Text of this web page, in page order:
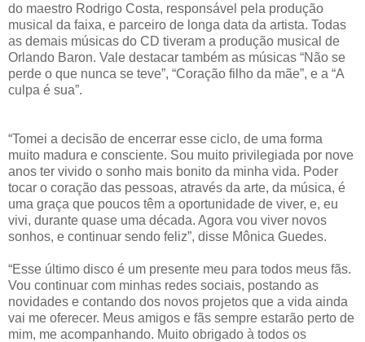
do maestro Rodrigo Costa, responsável pela produção
musical da faixa, e parceiro de longa data da artista. Todas
as demais músicas do CD tiveram a produção musical de
Orlando Baron. Vale destacar também as músicas “Não se
perde o que nunca se teve”, “Coração filho da mãe”, e a “A
culpa é sua”.
“Tomei a decisão de encerrar esse ciclo, de uma forma
muito madura e consciente. Sou muito privilegiada por nove
anos ter vivido o sonho mais bonito da minha vida. Poder
tocar o coração das pessoas, através da arte, da música, é
uma graça que poucos têm a oportunidade de viver, e, eu
vivi, durante quase uma década. Agora vou viver novos
sonhos, e continuar sendo feliz”, disse Mônica Guedes.
“Esse último disco é um presente meu para todos meus fãs.
Vou continuar com minhas redes sociais, postando as
novidades e contando dos novos projetos que a vida ainda
vai me oferecer. Meus amigos e fãs sempre estarão perto de
mim, me acompanhando. Muito obrigado à todos os